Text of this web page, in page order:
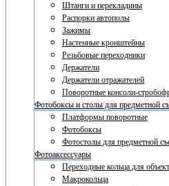
Штанги и перекладины
Распорки автополы
Зажимы
Настенные кронштейны
Резьбовые переходники
Держатели
Держатели отражателей
Поворотные консоли-
Фотобоксы и столы для предметной
Платформы поворотные
Фотобоксы
Фотостолы для предметной
Фотоаксессуары
Переходные кольца для
Макрокольца